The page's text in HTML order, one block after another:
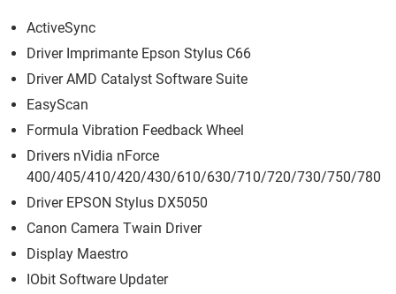
ActiveSync
Driver Imprimante Epson Stylus C66
Driver AMD Catalyst Software Suite
EasyScan
Formula Vibration Feedback Wheel
Drivers nVidia nForce
400/405/410/420/430/610/630/710/720/730/750/780
Driver EPSON Stylus DX5050
Canon Camera Twain Driver
Display Maestro
IObit Software Updater